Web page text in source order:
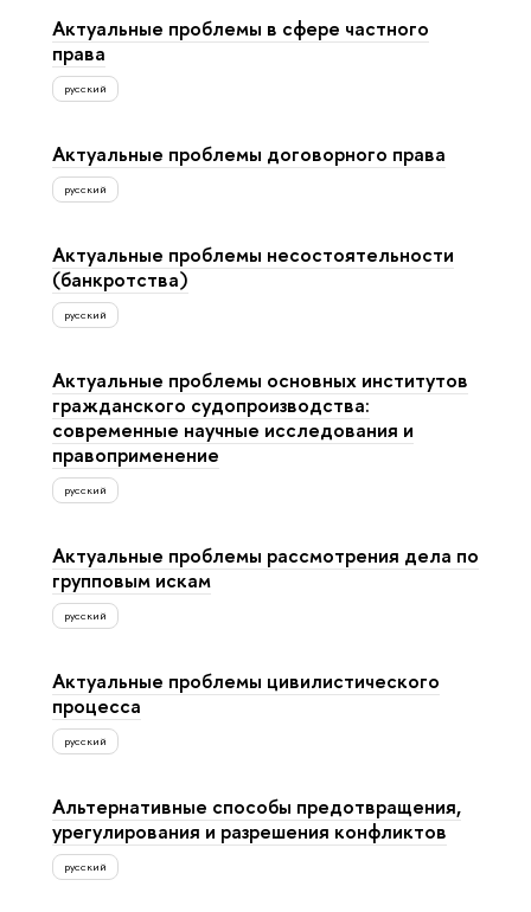
Актуальные проблемы в сфере частного
права
русский
Актуальные проблемы договорного права
русский
Актуальные проблемы несостоятельности
(банкротства)
русский
Актуальные проблемы основных институтов
гражданского судопроизводства:
современные научные исследования и
правоприменение
русский
Актуальные проблемы рассмотрения дела по
групповым искам
русский
Актуальные проблемы цивилистического
процесса
русский
Альтернативные способы предотвращения,
урегулирования и разрешения конфликтов
русский